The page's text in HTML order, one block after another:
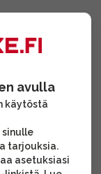
avulla
käytöstä
tarjouksia.
asetuksiasi